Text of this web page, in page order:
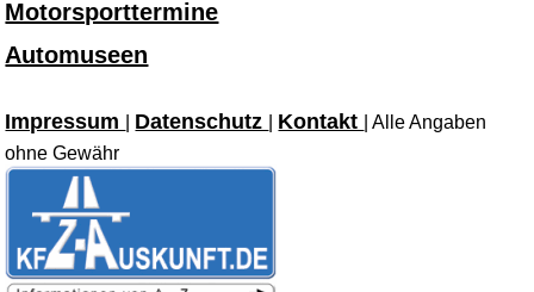
Motorsporttermine
Automuseen
Impressum Datenschutz Kontakt
| Alle Angaben
ohne Gewähr